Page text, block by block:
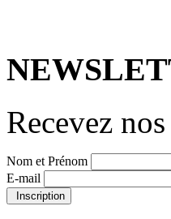
Recevez
Nom et Prénom
E-mail
Inscription